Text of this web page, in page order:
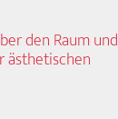
den Raum und
ästhetischen